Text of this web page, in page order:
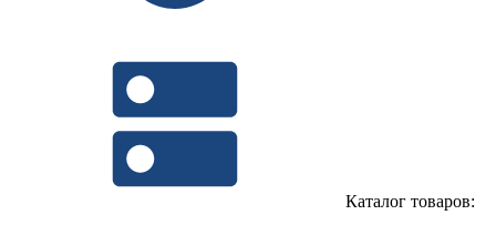
Каталог товаров: